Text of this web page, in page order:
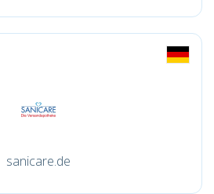
sanicare.de